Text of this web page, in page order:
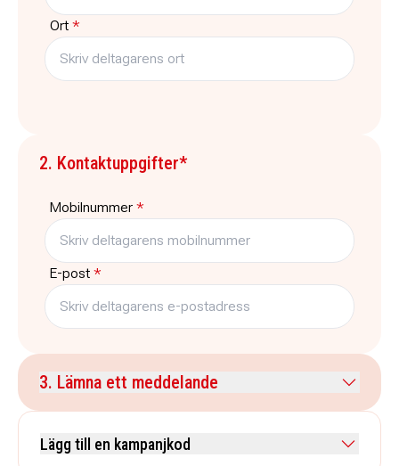
Ort *
2. Kontaktuppgifter*
Mobilnummer *
E-post *
3. Lämna ett meddelande
Lägg till en kampanjkod